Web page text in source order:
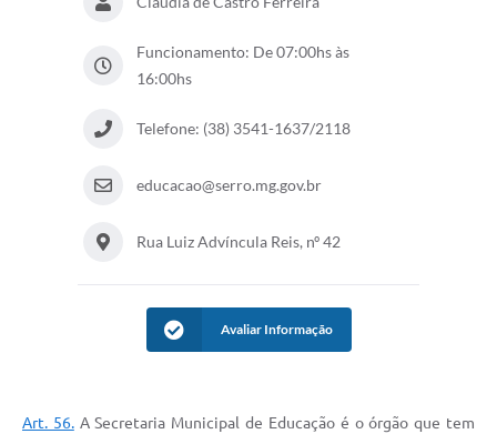
Lei Aldir Blanc
Jornal
Funcionamento: De 07:00hs às
16:00hs
Telefone: (38) 3541-1637/2118
educacao@serro.mg.gov.br
Rua Luiz Advíncula Reis, nº 42
Avaliar Informação
Art. 56.A Secretaria Municipal de Educação é o órgão que tem